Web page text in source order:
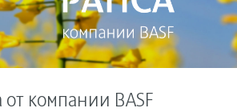
компании BASF